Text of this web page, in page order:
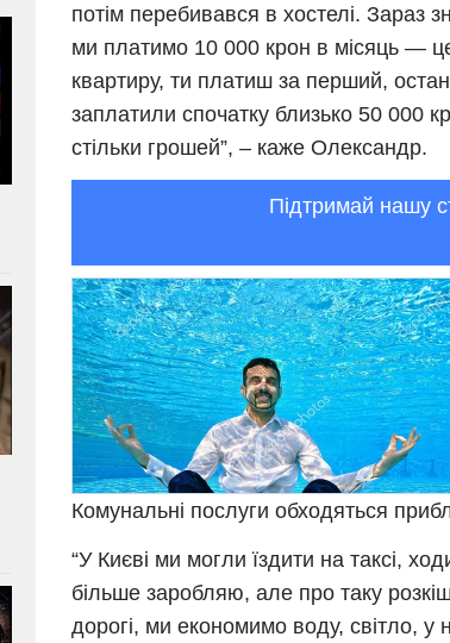
потім перебивався в хостелі. Зараз
ми платимо 10 000 крон в місяць —
квартиру, ти платиш за перший,
заплатили спочатку близько 50 000
стільки грошей”, – каже Олександр.
Підтримай нашу
Комунальні послуги обходяться
“У Києві ми могли їздити на таксі,
більше заробляю, але про таку
дорогі, ми економимо воду, світло,